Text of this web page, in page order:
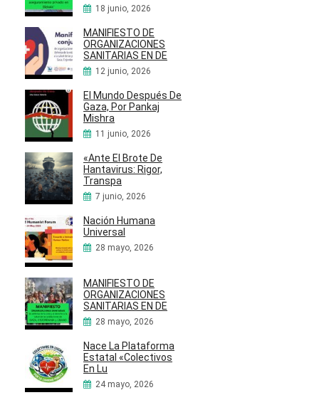
18 junio, 2026
MANIFIESTO DE
ORGANIZACIONES
SANITARIAS EN DE
12 junio, 2026
El Mundo Después De
Gaza, Por Pankaj
Mishra
11 junio, 2026
«Ante El Brote De
Hantavirus: Rigor,
Transpa
7 junio, 2026
Nación Humana
Universal
28 mayo, 2026
MANIFIESTO DE
ORGANIZACIONES
SANITARIAS EN DE
28 mayo, 2026
Nace La Plataforma
Estatal «Colectivos
En Lu
24 mayo, 2026